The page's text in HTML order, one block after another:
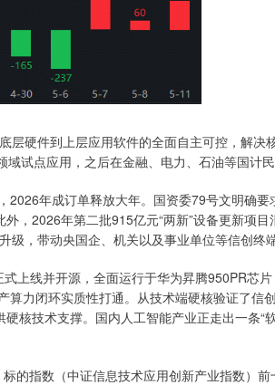
硬件到上层应用软件的全面自主可控，解决
试点应用，之后在金融、电力、石油等国计
年成订单释放大年。国资委79号文明确要
，2026年第二批915亿元“两新”设备更新项
，带动央国企、机关以及事业单位等信创终
线并开源，全面运行于华为昇腾950PR芯片
力闭环实质性打通。从技术端硬核验证了信
核技术支撑。国内人工智能产业正走出一条“
指数（中证信息技术应用创新产业指数）前